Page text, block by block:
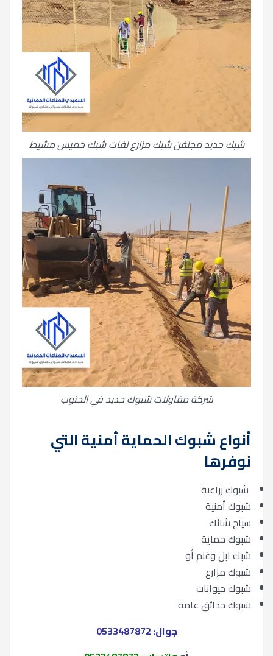
شبك حديد مجلفن شبك مزارع لفات شبك خميس مشيط
شركة مقاولات شبوك حديد في الجنوب
أنواع شبوك الحماية أمنية التي
نوفرها
شبوك زراعية
شبوك أمنية
سياج شائك
شبوك حماية
شبك ابل وغنم أو
شبوك مزارع
شبوك حيوانات
شبوك حدائق عامة
جوال: 0533487872